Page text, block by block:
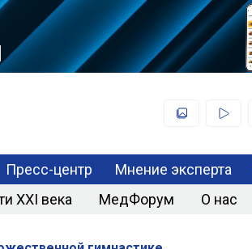
Пресс-центр Мнение эксперта
XXI века МедФорум О нас